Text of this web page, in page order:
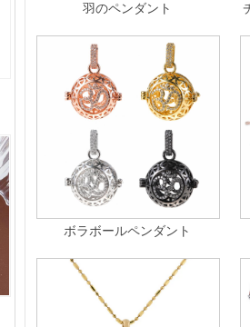
羽のペンダント
ボラボールペンダント